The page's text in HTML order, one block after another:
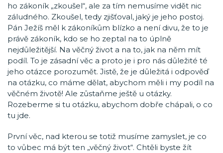
ho zákoník „zkoušel“, ale za tím nemusíme vidět nic
záludného. Zkoušel, tedy zjišťoval, jaký je jeho postoj.
Pán Ježíš měl k zákoníkům blízko a není divu, že to je
právě zákoník, kdo se ho zeptal na to úplně
nejdůležitější. Na věčný život a na to, jak na něm mít
podíl. To je zásadní věc a proto je i pro nás důležité té
jeho otázce porozumět. Jistě, že je důležitá i odpověď
na otázku, co máme dělat, abychom měli i my podíl na
věčném životě! Ale zůstaňme ještě u otázky.
Rozeberme si tu otázku, abychom dobře chápali, o co
tu jde.
První věc, nad kterou se totiž musíme zamyslet, je co
to vůbec má být ten „věčný život“. Chtěli byste žít